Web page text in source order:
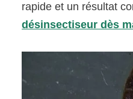
rapide et un résultat
désinsectiseur dès